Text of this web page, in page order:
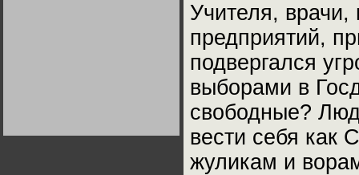
Учителя, врачи,
предприятий,
подвергался
выборами в
свободные?
вести себя
жуликам и